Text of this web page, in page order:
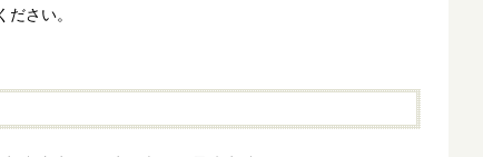
さい。